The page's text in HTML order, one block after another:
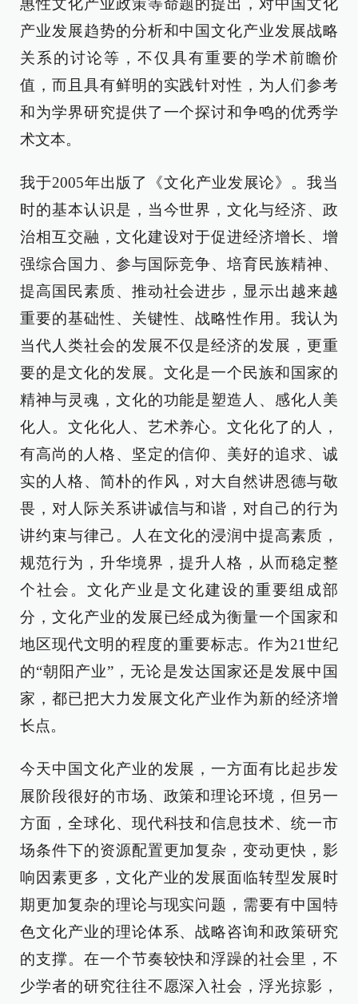
惠性文化产业政策等命题的提出，对中国文化
产业发展趋势的分析和中国文化产业发展战略
关系的讨论等，不仅具有重要的学术前瞻价
值，而且具有鲜明的实践针对性，为人们参考
和为学界研究提供了一个探讨和争鸣的优秀学
术文本。
我于2005年出版了《文化产业发展论》。我当
时的基本认识是，当今世界，文化与经济、政
治相互交融，文化建设对于促进经济增长、增
强综合国力、参与国际竞争、培育民族精神、
提高国民素质、推动社会进步，显示出越来越
重要的基础性、关键性、战略性作用。我认为
当代人类社会的发展不仅是经济的发展，更重
要的是文化的发展。文化是一个民族和国家的
精神与灵魂，文化的功能是塑造人、感化人美
化人。文化化人、艺术养心。文化化了的人，
有高尚的人格、坚定的信仰、美好的追求、诚
实的人格、简朴的作风，对大自然讲恩德与敬
畏，对人际关系讲诚信与和谐，对自己的行为
讲约束与律己。人在文化的浸润中提高素质，
规范行为，升华境界，提升人格，从而稳定整
个社会。文化产业是文化建设的重要组成部
分，文化产业的发展已经成为衡量一个国家和
地区现代文明的程度的重要标志。作为21世纪
的“朝阳产业”，无论是发达国家还是发展中国
家，都已把大力发展文化产业作为新的经济增
长点。
今天中国文化产业的发展，一方面有比起步发
展阶段很好的市场、政策和理论环境，但另一
方面，全球化、现代科技和信息技术、统一市
场条件下的资源配置更加复杂，变动更快，影
响因素更多，文化产业的发展面临转型发展时
期更加复杂的理论与现实问题，需要有中国特
色文化产业的理论体系、战略咨询和政策研究
的支撑。在一个节奏较快和浮躁的社会里，不
少学者的研究往往不愿深入社会，浮光掠影，